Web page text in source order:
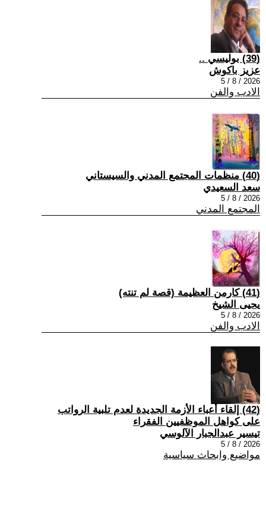
(39) بوليسي ..
عزيز باكوش
2026 / 8 / 5
الادب والفن
(40) منظمات المجتمع المدني والسيستاني
سعد السعيدي
2026 / 8 / 5
المجتمع المدني
(41) كارمن العظيمة (قصة لم تنته)
يحيى الشيخ
2026 / 8 / 5
الادب والفن
(42) إلقاء أعباء الأزمة الجديدة لعدم تلبية الرواتب
على كواهل الموظفيين الفقراء
تيسير عبدالجبار الآلوسي
2026 / 8 / 5
مواضيع وابحاث سياسية